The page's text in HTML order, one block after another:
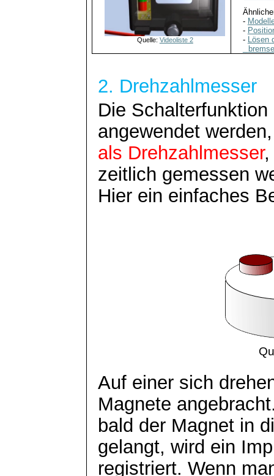
Quelle: Videoliste 2
-
-
- Lösen
bremse
2. Drehzahlmesser
Die
angewendet
als Drehzahlmesser,
zeitlich gemessen
Hier ein einfaches
Auf einer sich
Magnete
bald der Magnet in
gelangt, wird ein
registriert. Wenn